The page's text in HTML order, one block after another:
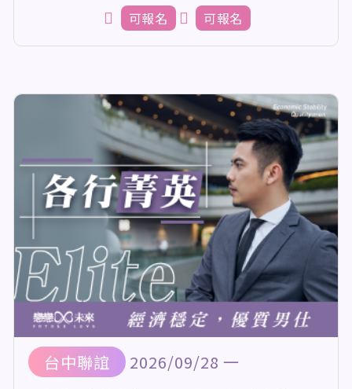
可報名 可報名
台中聯誼 2026/09/28 一